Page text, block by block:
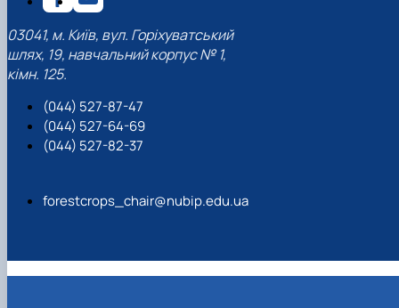
03041, м. Київ, вул. Горіхуватський
шлях, 19, навчальний корпус № 1,
кімн. 125.
(044) 527-87-47
(044) 527-64-69
(044) 527-82-37
forestcrops_chair@nubip.edu.ua